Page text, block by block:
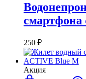
250 ₽
Акция